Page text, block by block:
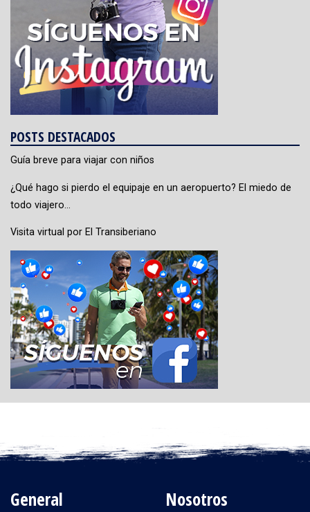
POSTS DESTACADOS
Guía breve para viajar con niños
¿Qué hago si pierdo el equipaje en un aeropuerto? El miedo de
todo viajero…
Visita virtual por El Transiberiano
General Nosotros